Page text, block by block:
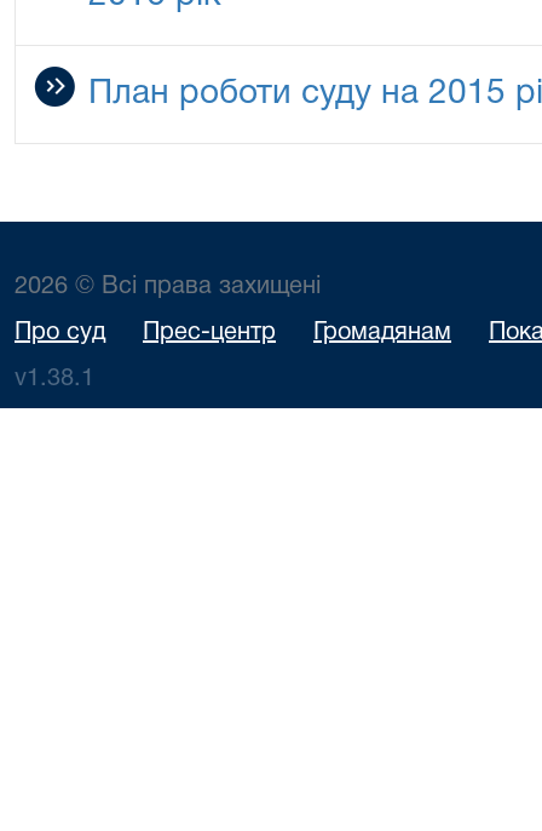
План роботи суду на 2015
2026 © Всі права захищені
Про суд Прес-центр Громадянам
v1.38.1